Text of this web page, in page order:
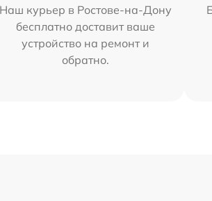
Наш курьер в Ростове-на-Дону
бесплатно доставит ваше
устройство на ремонт и
обратно.